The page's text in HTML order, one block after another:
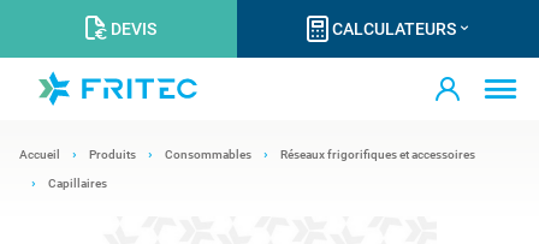
DEVIS CALCULATEURS
Accueil Produits Consommables Réseaux frigorifiques et accessoires
Capillaires